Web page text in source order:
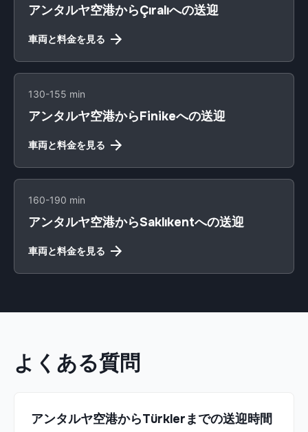
アンタルヤ空港からÇıralıへの送迎
車両と料金を見る
130-155 min
アンタルヤ空港からFinikeへの送迎
車両と料金を見る
160-190 min
アンタルヤ空港からSaklıkentへの送迎
車両と料金を見る
よくある質問
アンタルヤ空港からTürklerまでの送迎時間